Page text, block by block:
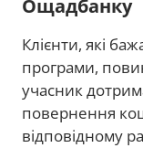
Ощадбанку
Клієнти, які
програми,
учасник
повернення
відповідному